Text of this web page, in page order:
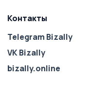
Контакты
Telegram Bizally
VK Bizally
bizally.online